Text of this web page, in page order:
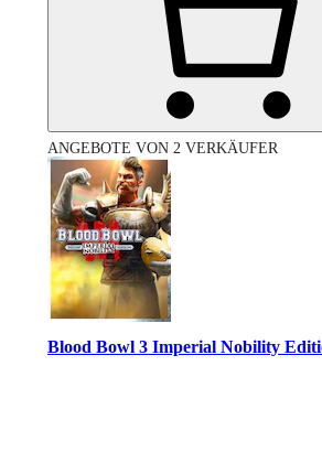
ANGEBOTE VON 2 VERKÄUFER
Blood Bowl 3 Imperial Nobility